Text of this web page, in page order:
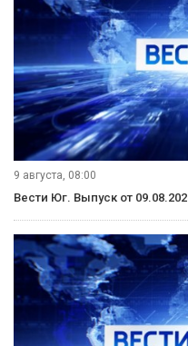
9 августа, 08:00
Вести Юг. Выпуск от